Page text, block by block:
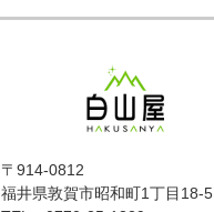
〒914-0812
福井県敦賀市昭和町1丁目18-5